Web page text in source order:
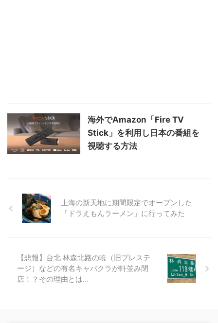
海外でAmazon「Fire TV
Stick」を利用し日本の番組を
視聴する方法
上海の新天地に期間限定でオープンした
「ドラえもんラーメン」に行ってみた
【悲報】台北 林森北路の暁（旧プレステ
ージ）などの有名キャバクラが軒並み閉
店！？その理由とは…